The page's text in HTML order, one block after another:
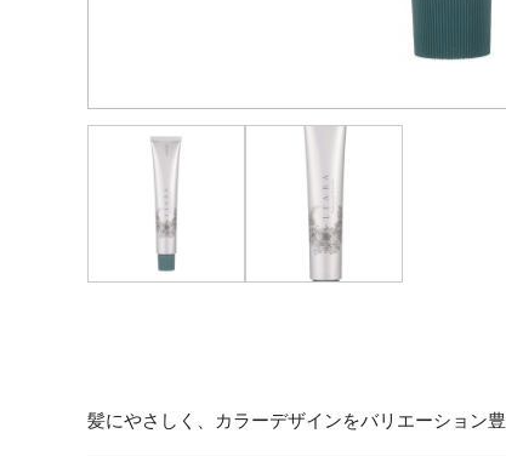
髪にやさしく、カラーデザインをバリエーション